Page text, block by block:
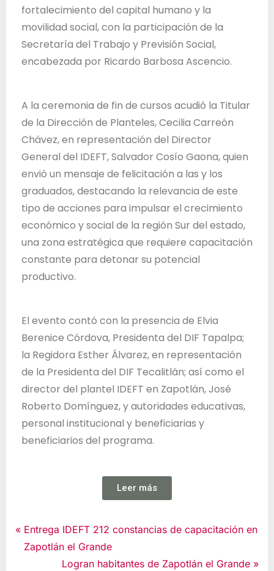
d
o
d
e
a
l
i
s
c
o
fortalecimiento del capital humano y la
movilidad social, con la participación de la
Secretaría del Trabajo y Previsión Social,
encabezada por Ricardo Barbosa Ascencio.
A la ceremonia de fin de cursos acudió la Titular
de la Dirección de Planteles, Cecilia Carreón
Chávez, en representación del Director
General del IDEFT, Salvador Cosío Gaona, quien
envió un mensaje de felicitación a las y los
graduados, destacando la relevancia de este
tipo de acciones para impulsar el crecimiento
económico y social de la región Sur del estado,
una zona estratégica que requiere capacitación
constante para detonar su potencial
productivo.
El evento contó con la presencia de Elvia
Berenice Córdova, Presidenta del DIF Tapalpa;
la Regidora Esther Álvarez, en representación
de la Presidenta del DIF Tecalitlán; así como el
director del plantel IDEFT en Zapotlán, José
Roberto Domínguez, y autoridades educativas,
personal institucional y beneficiarias y
beneficiarios del programa.
Leer más
Noticias
Entrega IDEFT 212 constancias de capacitación en
Zapotlán el Grande
Logran habitantes de Zapotlán el Grande